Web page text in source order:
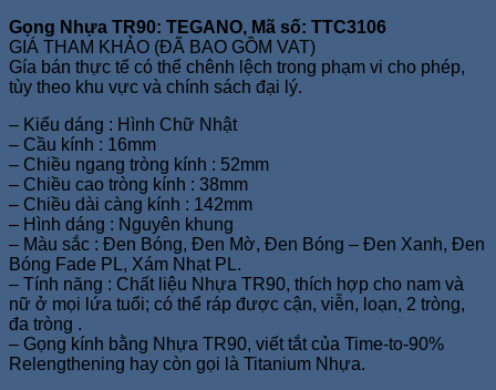
Gọng Nhựa TR90: TEGANO, Mã số: TTC3106
GIÁ THAM KHẢO (ĐÃ BAO GỒM VAT)
Gía bán thực tế có thể chênh lệch trong phạm vi cho phép,
tùy theo khu vực và chính sách đại lý.
– Kiểu dáng : Hình Chữ Nhật
– Cầu kính : 16mm
– Chiều ngang tròng kính : 52mm
– Chiều cao tròng kính : 38mm
– Chiều dài càng kính : 142mm
– Hình dáng : Nguyên khung
– Màu sắc : Đen Bóng, Đen Mờ, Đen Bóng – Đen Xanh, Đen
Bóng Fade PL, Xám Nhạt PL.
– Tính năng : Chất liệu Nhựa TR90, thích hợp cho nam và
nữ ở mọi lứa tuổi; có thể ráp được cận, viễn, loạn, 2 tròng,
đa tròng .
– Gọng kính bằng Nhựa TR90, viết tắt của Time-to-90%
Relengthening hay còn gọi là Titanium Nhựa.